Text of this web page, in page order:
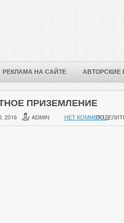
РЕКЛАМА НА САЙТЕ АВТОРСКИЕ
ПРИЗЕМЛЕНИЕ
2016 ADMIN НЕТ КОММЕНТ.